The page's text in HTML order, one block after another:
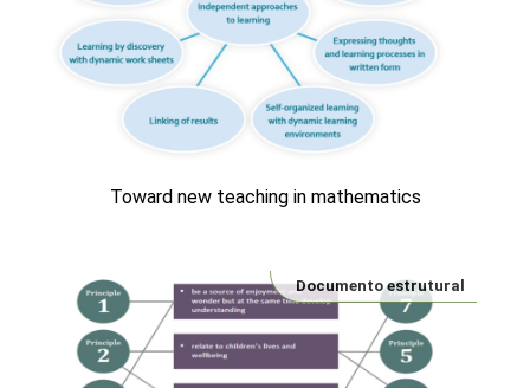
Toward new teaching in mathematics
Documento estrutural